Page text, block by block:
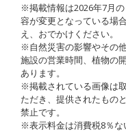
※掲載情報は2026年7月
容が変更となっている場
え、おでかけください。
※自然災害の影響やその
施設の営業時間、植物の
あります。
※掲載されている画像は
ただき、提供されたもの
禁止です。
※表示料金は消費税8％な